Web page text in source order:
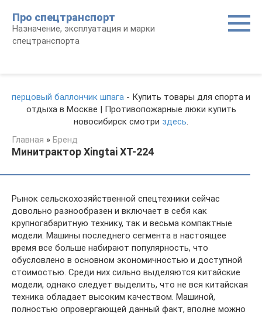
контенту
Про спецтранспорт
Назначение, эксплуатация и марки
спецтранспорта
перцовый баллончик шпага - Купить товары для спорта и
отдыха в Москве | Противопожарные люки купить
новосибирск смотри здесь.
Главная » Бренд
Минитрактор Xingtai XT-224
Рынок сельскохозяйственной спецтехники сейчас
довольно разнообразен и включает в себя как
крупногабаритную технику, так и весьма компактные
модели. Машины последнего сегмента в настоящее
время все больше набирают популярность, что
обусловлено в основном экономичностью и доступной
стоимостью. Среди них сильно выделяются китайские
модели, однако следует выделить, что не вся китайская
техника обладает высоким качеством. Машиной,
полностью опровергающей данный факт, вполне можно